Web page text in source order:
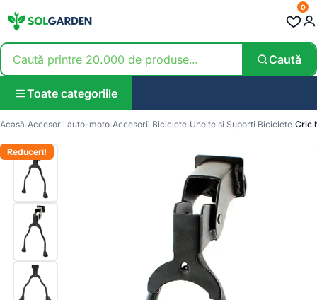
Caută
0
Toate categoriile
Acasă Accesorii auto-moto Accesorii Biciclete Unelte si Suporti Biciclete Cric
Reduceri!